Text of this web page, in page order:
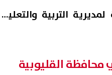
التربية والتعليم
محافظة القليوبية